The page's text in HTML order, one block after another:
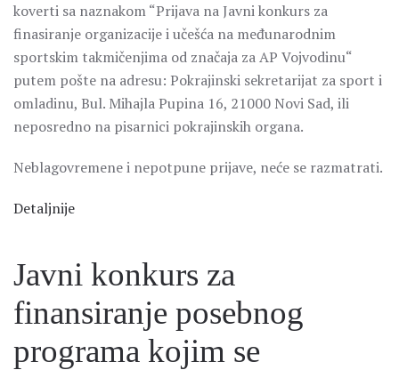
koverti sa naznakom “Prijava na Javni konkurs za
finasiranje organizacije i učešća na međunarodnim
sportskim takmičenjima od značaja za AP Vojvodinu“
putem pošte na adresu: Pokrajinski sekretarijat za sport i
omladinu, Bul. Mihajla Pupina 16, 21000 Novi Sad, ili
neposredno na pisarnici pokrajinskih organa.
Neblagovremene i nepotpune prijave, neće se razmatrati.
Detaljnije
Javni konkurs za
finansiranje posebnog
programa kojim se